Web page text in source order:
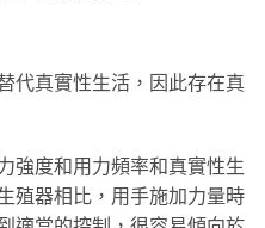
代真實性生活，因此存在真
強度和用力頻率和真實性生
殖器相比，用手施加力量時